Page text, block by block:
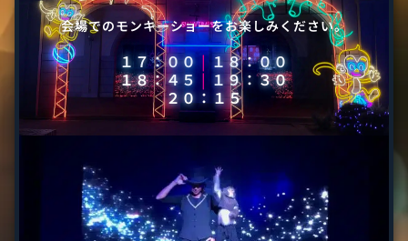
会場でのモンキーショーをお楽しみください。
１７：００|１８：００
１８：４５| １９：３０
２０：１５